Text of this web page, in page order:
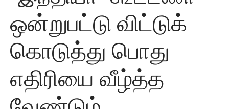
ஒன்றுபட்டு விட்டுக்
கொடுத்து பொது
எதிரியை வீழ்த்த